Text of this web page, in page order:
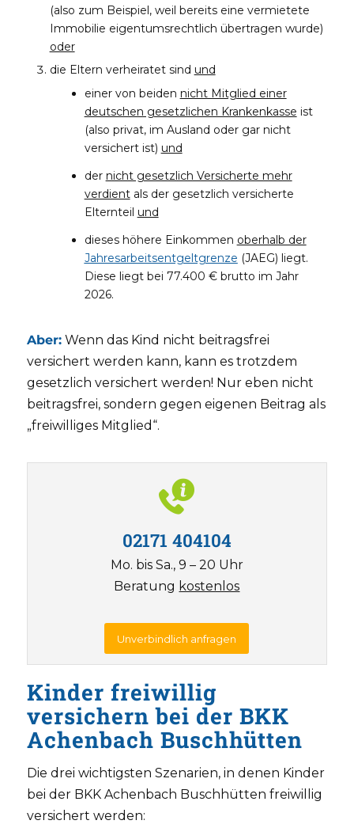
(also zum Beispiel, weil bereits eine vermietete
Immobilie eigentumsrechtlich übertragen wurde)
oder
die Eltern verheiratet sind und
einer von beiden nicht Mitglied einer
deutschen gesetzlichen Krankenkasse ist
(also privat, im Ausland oder gar nicht
versichert ist) und
der nicht gesetzlich Versicherte mehr
verdientals der gesetzlich versicherte
Elternteil und
dieses höhere Einkommen oberhalb der
Jahresarbeitsentgeltgrenze (JAEG) liegt.
Diese liegt bei 77.400 € brutto im Jahr
2026.
Aber:Wenn das Kind nicht beitragsfrei
versichert werden kann, kann es trotzdem
gesetzlich versichert werden! Nur eben nicht
beitragsfrei, sondern gegen eigenen Beitrag als
„freiwilliges Mitglied“.
02171 404104
Mo. bis Sa., 9 – 20 Uhr
Beratung kostenlos
Unverbindlich anfragen
Kinder freiwillig
versichern bei der BKK
Achenbach Buschhütten
Die drei wichtigsten Szenarien, in denen Kinder
bei der BKK Achenbach Buschhütten freiwillig
versichert werden: